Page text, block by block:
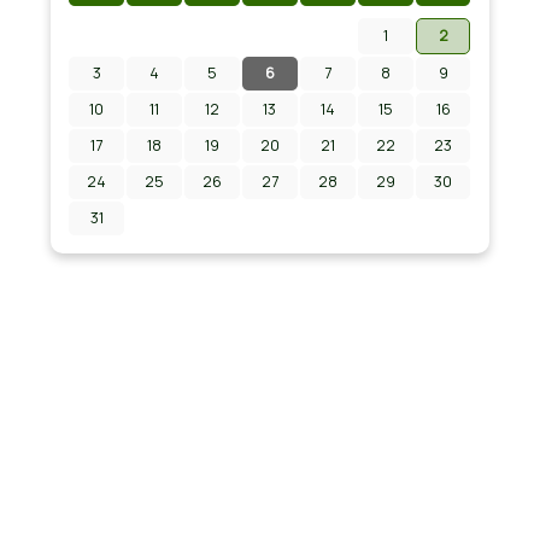
1 2
Zapraszamy na Letni Pokaz Filmowy na
stadionie w Chmielniku!
3 4 5 6 7 8
9
10
11 12 13 14 15
16
17
18 19 20 21 22
23
24
25 26 27 28 29
30
31